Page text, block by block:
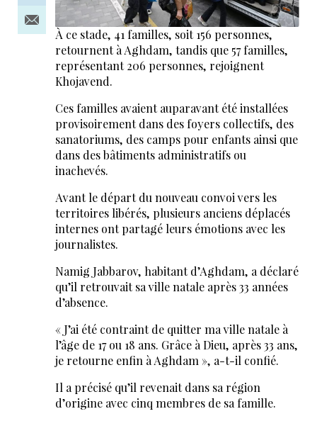
À ce stade, 41 familles, soit 156 personnes,
retournent à Aghdam, tandis que 57 familles,
représentant 206 personnes, rejoignent
Khojavend.
Ces familles avaient auparavant été installées
provisoirement dans des foyers collectifs, des
sanatoriums, des camps pour enfants ainsi que
dans des bâtiments administratifs ou
inachevés.
Avant le départ du nouveau convoi vers les
territoires libérés, plusieurs anciens déplacés
internes ont partagé leurs émotions avec les
journalistes.
Namig Jabbarov, habitant d’Aghdam, a déclaré
qu’il retrouvait sa ville natale après 33 années
d’absence.
« J’ai été contraint de quitter ma ville natale à
l’âge de 17 ou 18 ans. Grâce à Dieu, après 33 ans,
je retourne enfin à Aghdam », a-t-il confié.
Il a précisé qu’il revenait dans sa région
d’origine avec cinq membres de sa famille.